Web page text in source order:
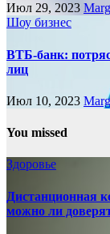
Июл 29, 2023
Шоу бизнес
ВТБ-банк:
лиц
Июл 10, 2023
You missed
Здоровье
Дистанционная
можно ли